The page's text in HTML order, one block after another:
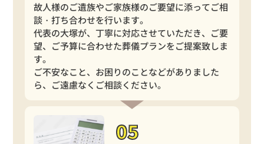
故人様のご遺族やご家族様のご要望に添ってご相
談・打ち合わせを行います。
代表の大塚が、丁寧に対応させていただき、ご要
望、ご予算に合わせた葬儀プランをご提案致しま
す。
ご不安なこと、お困りのことなどがありました
ら、ご遠慮なくご相談ください。